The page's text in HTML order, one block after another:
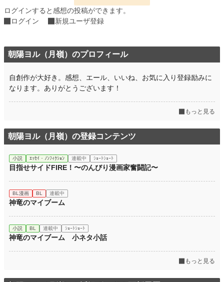
ログインすると感想の投稿ができます。
ログイン
新規ユーザ登録
朝陽ヨル（月嶺）のプロフィール
自創作が大好き。感想、エール、いいね、お気に入り登録励みに
なります。ありがとうございます！
もっと見る
朝陽ヨル（月嶺）の登録コンテンツ
小説 ｴｯｾｲ・ﾉﾝﾌｨｸｼｮﾝ 連載中 ｼｮｰﾄｼｮｰﾄ
目指せサイドFIRE！〜のんびり漫画家奮闘記〜
BL漫画 BL 連載中
神竜のマイブーム
小説 BL 連載中 ｼｮｰﾄｼｮｰﾄ
神竜のマイブーム 小ネタ小話
もっと見る